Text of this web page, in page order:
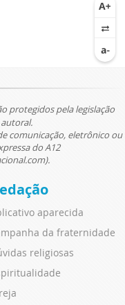
protegidos pela legislação
comunicação, eletrônico ou
do A12
aparecida
da fraternidade
religiosas